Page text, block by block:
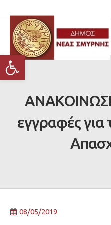
Ανοίξτε τη γραμμή εργαλείων
εγγραφές για
08/05/2019